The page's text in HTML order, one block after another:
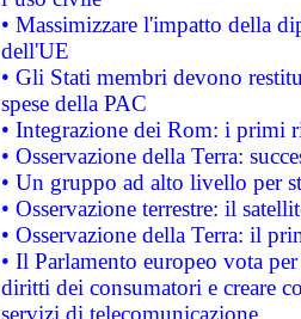
• Massimizzare l'impatto della
dell'UE
• Gli Stati membri devono
spese della PAC
• Integrazione dei Rom: i primi
• Osservazione della Terra:
• Un gruppo ad alto livello per
• Osservazione terrestre: il
• Osservazione della Terra: il
• Il Parlamento europeo vota
diritti dei consumatori e creare
servizi di telecomunicazione